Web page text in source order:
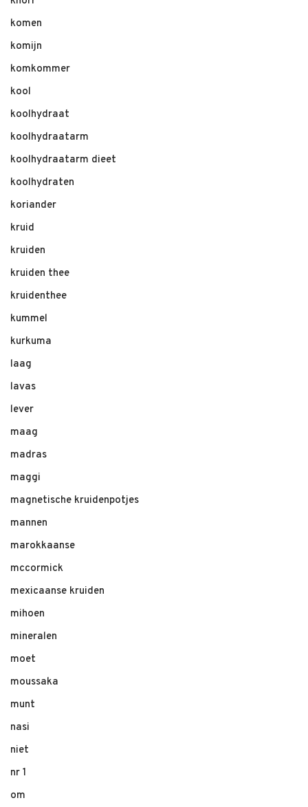
komen
komijn
komkommer
kool
koolhydraat
koolhydraatarm
koolhydraatarm dieet
koolhydraten
koriander
kruid
kruiden
kruiden thee
kruidenthee
kummel
kurkuma
laag
lavas
lever
maag
madras
maggi
magnetische kruidenpotjes
mannen
marokkaanse
mccormick
mexicaanse kruiden
mihoen
mineralen
moet
moussaka
munt
nasi
niet
nr 1
om